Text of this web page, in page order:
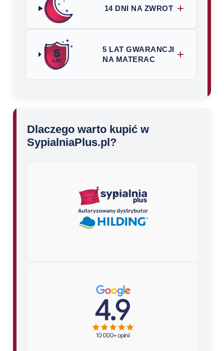
14 DNI NA ZWROT +
5 LAT GWARANCJI
NA MATERAC
+
Dlaczego warto kupić w
SypialniaPlus.pl?